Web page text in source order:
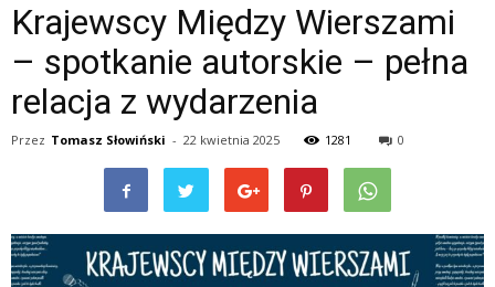
Krajewscy Między Wierszami
– spotkanie autorskie – pełna
relacja z wydarzenia
Przez Tomasz Słowiński - 22 kwietnia 2025 1281 0